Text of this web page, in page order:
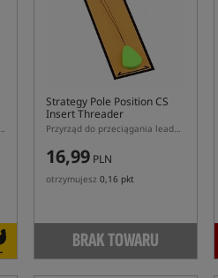
Przyrząd do wstrzykiwania płynów w woreczki PVA
Strategy Pole Position CS
Insert Threader
Przyrząd do przeciągania leaderów przez otwory klipsów czy ciężarków
16,99 PLN
otrzymujesz 0,16 pkt
BRAK TOWARU